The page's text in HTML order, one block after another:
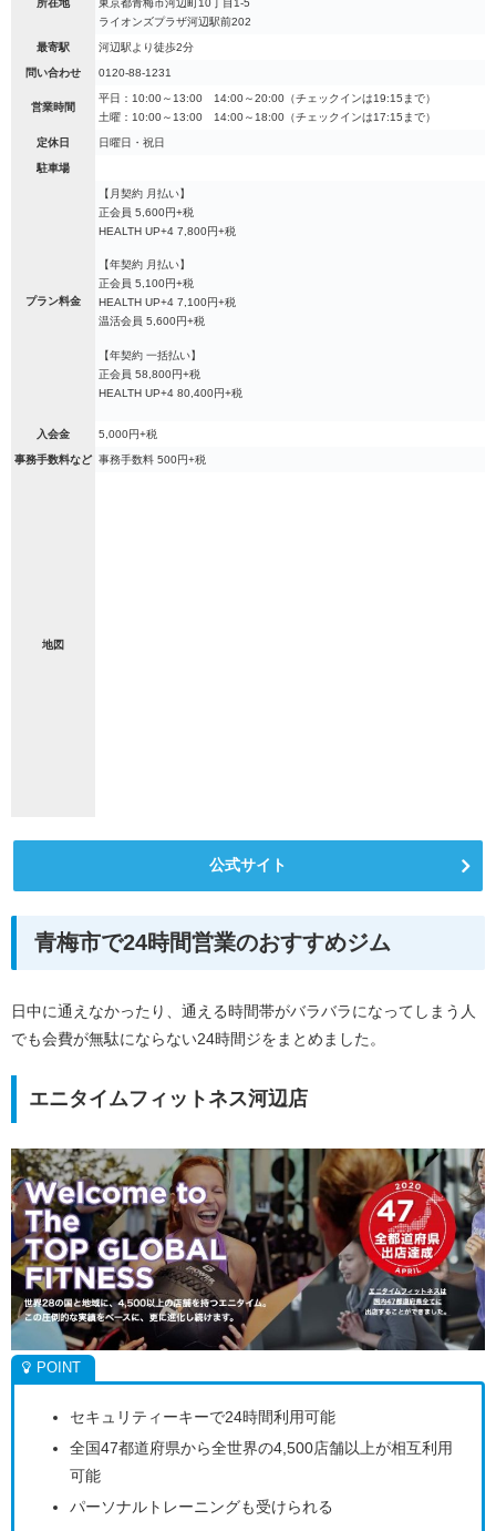
所在地
東京都青梅市河辺町10丁目1-5
ライオンズプラザ河辺駅前202
最寄駅 河辺駅より徒歩2分
問い合わせ 0120-88-1231
営業時間
平日：10:00～13:00 14:00～20:00（チェックインは19:15まで）
土曜：10:00～13:00 14:00～18:00（チェックインは17:15まで）
定休日 日曜日・祝日
駐車場
プラン料金
【月契約 月払い】
正会員 5,600円+税
HEALTH UP+4 7,800円+税
【年契約 月払い】
正会員 5,100円+税
HEALTH UP+4 7,100円+税
温活会員 5,600円+税
【年契約 一括払い】
正会員 58,800円+税
HEALTH UP+4 80,400円+税
入会金 5,000円+税
事務手数料など 事務手数料 500円+税
地図
公式サイト
青梅市で24時間営業のおすすめジム
日中に通えなかったり、通える時間帯がバラバラになってしまう人
でも会費が無駄にならない24時間ジをまとめました。
エニタイムフィットネス河辺店
セキュリティーキーで24時間利用可能
全国47都道府県から全世界の4,500店舗以上が相互利用
可能
パーソナルトレーニングも受けられる